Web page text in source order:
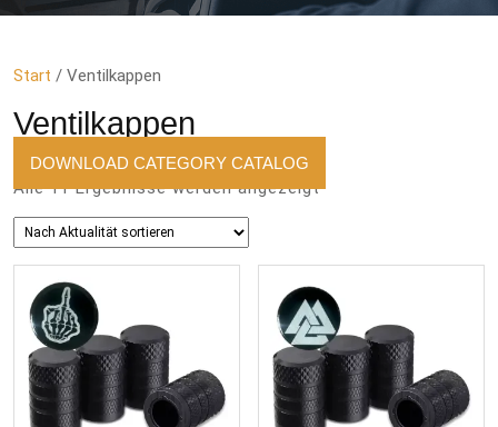
Start / Ventilkappen
Ventilkappen
DOWNLOAD CATEGORY CATALOG
Alle 11 Ergebnisse werden angezeigtNach